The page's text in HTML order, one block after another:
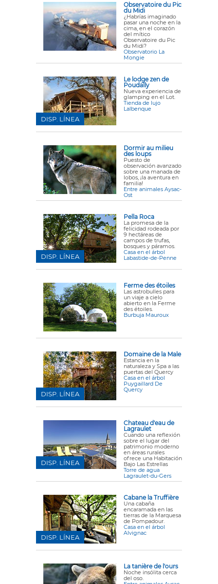
Observatoire du Pic
du Midi
¿Habrías imaginado
pasar una noche en la
cima, en el corazón
del mítico
Observatoire du Pic
du Midi?
Observatorio La
Mongie
Le lodge zen de
Poudally
Nueva experiencia de
glamping en el Lot.
Tienda de lujo
Lalbenque
DISP. LÍNEA
Dormir au milieu
des loups
Puesto de
observación avanzado
sobre una manada de
lobos, ¡la aventura en
familia!
Entre animales Aysac-
Ost
Pella Roca
La promesa de la
felicidad rodeada por
9 hectáreas de
campos de trufas,
bosques y páramos.
Casa en el árbol
Labastide-de-Penne
DISP. LÍNEA
Ferme des étoiles
Las astrobulles para
un viaje a cielo
abierto en la Ferme
des étoiles.
Burbuja Mauroux
Domaine de la Male
Estancia en la
naturaleza y Spa a las
puertas del Quercy
Casa en el árbol
Puygaillard De
Quercy
DISP. LÍNEA
Chateau d'eau de
Lagraulet
Cuando una reflexión
sobre el lugar del
patrimonio moderno
en áreas rurales
ofrece una Habitación
Bajo Las Estrellas
Torre de agua
Lagraulet-du-Gers
DISP. LÍNEA
Cabane la Truffière
Una cabaña
encaramada en las
tierras de la Marquesa
de Pompadour.
Casa en el árbol
Alvignac
DISP. LÍNEA
La tanière de l'ours
Noche insólita cerca
del oso.